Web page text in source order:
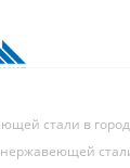
стали в